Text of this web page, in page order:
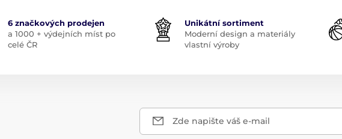
6 značkových prodejen
a 1000 + výdejních míst po
celé ČR
Unikátní sortiment
Moderní design a materiály
vlastní výroby
Zde napište váš e-mail